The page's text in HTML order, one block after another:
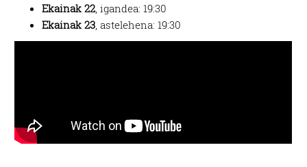
Ekainak 22, igandea: 19:30
Ekainak 23, astelehena: 19:30